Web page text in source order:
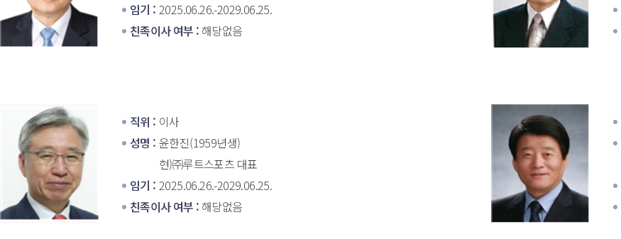
임기 : 2025.06.26.-2029.06.25.
친족이사 여부 : 해당없음
직위 : 이사
성명 : 윤한진(1959년생)
현)㈜루트스포츠 대표
임기 : 2025.06.26.-2029.06.25.
친족이사 여부 : 해당없음